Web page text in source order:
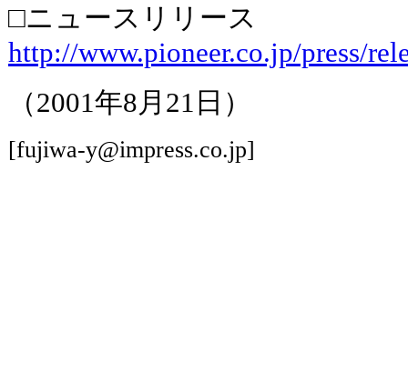
□ニュースリリース
http://www.pioneer.co.jp/press/
（2001年8月21日）
[fujiwa-y@impress.co.jp]